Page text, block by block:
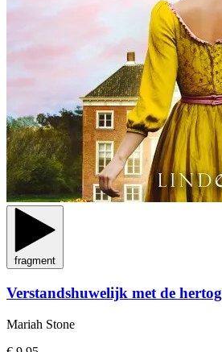
fragment
Verstandshuwelijk met de hertog
Mariah Stone